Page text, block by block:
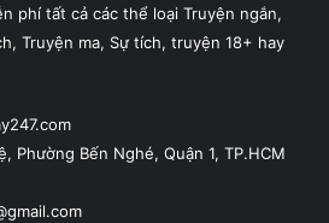
phí tất cả các thể loại Truyện ngắn,
Truyện ma, Sự tích, truyện 18+ hay
Phường Bến Nghé, Quận 1, TP.HCM